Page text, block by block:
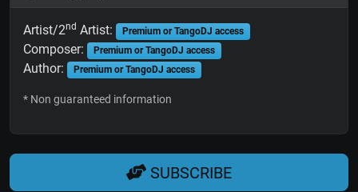
Artist/2nd Artist: Premium or TangoDJ access
Composer: Premium or TangoDJ access
Author: Premium or TangoDJ access
* Non guaranteed information
SUBSCRIBE